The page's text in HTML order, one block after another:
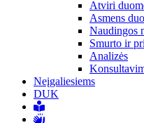
Atviri
Asmens
Naudingos
Smurto ir
Analizės
Neįgaliesiems
DUK